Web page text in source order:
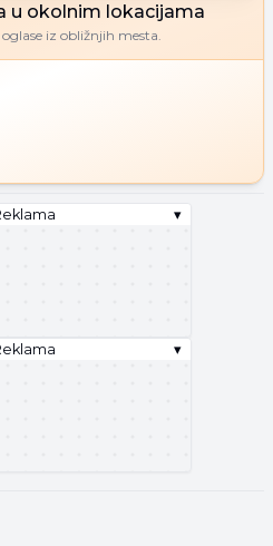
u okolnim lokacijama
iz obližnjih mesta.
▾
▾